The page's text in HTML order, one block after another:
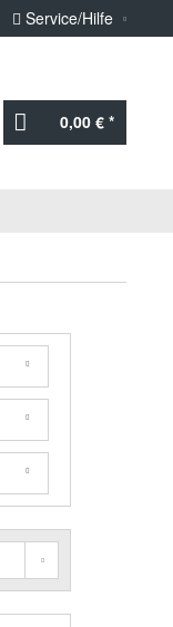
Deutsch
Service/Hilfe
0,00 € *